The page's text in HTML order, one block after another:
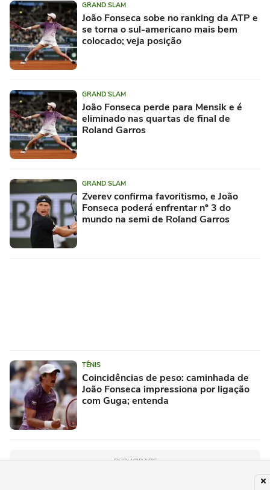
GRAND SLAM
João Fonseca sobe no ranking da ATP e
se torna o sul-americano mais bem
colocado; veja posição
GRAND SLAM
João Fonseca perde para Mensik e é
eliminado nas quartas de final de
Roland Garros
GRAND SLAM
Zverev confirma favoritismo, e João
Fonseca poderá enfrentar nº 3 do
mundo na semi de Roland Garros
TÊNIS
Coincidências de peso: caminhada de
João Fonseca impressiona por ligação
com Guga; entenda
PUBLICIDADE